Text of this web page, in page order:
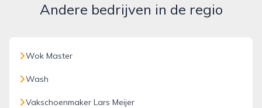
Andere bedrijven in de regio
Wok Master
Wash
Vakschoenmaker Lars Meijer